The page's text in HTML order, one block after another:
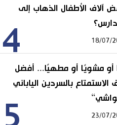
4
آلاف الأطفال الذهاب إلى
18/07/
5
أو مشويًا أو مطهيًا... أفضل
الاستمتاع بالسردين الياباني
23/07/